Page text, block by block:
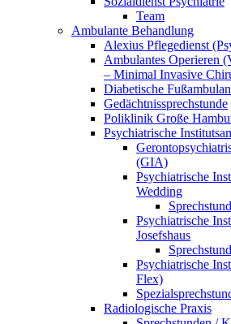
Team
Ambulante Behandlung
Alexius Pflegedienst
Ambulantes Operieren
– Minimal Invasive
Diabetische
Gedächtnissprechstunde
Poliklinik Große
Psychiatrische
(GIA)
Psychiatrische
Wedding
Psychiatrische
Josefshaus
Psychiatrische
Flex)
Radiologische Praxis